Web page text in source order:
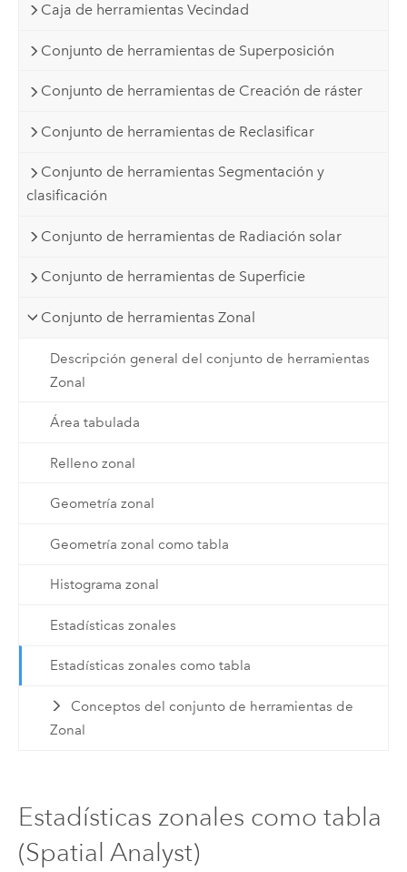
Caja de herramientas Vecindad
Conjunto de herramientas de Superposición
Conjunto de herramientas de Creación de ráster
Conjunto de herramientas de Reclasificar
Conjunto de herramientas Segmentación y
clasificación
Conjunto de herramientas de Radiación solar
Conjunto de herramientas de Superficie
Conjunto de herramientas Zonal
Descripción general del conjunto de herramientas
Zonal
Área tabulada
Relleno zonal
Geometría zonal
Geometría zonal como tabla
Histograma zonal
Estadísticas zonales
Estadísticas zonales como tabla
Conceptos del conjunto de herramientas de
Zonal
Estadísticas zonales como tabla
(Spatial Analyst)